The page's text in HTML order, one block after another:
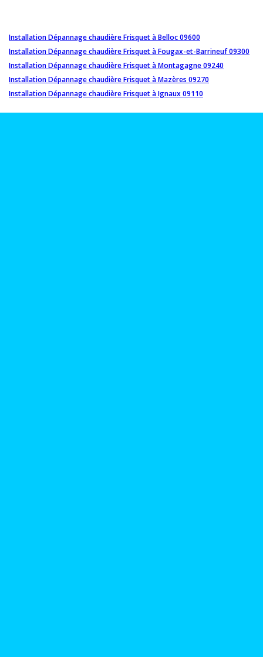
Installation Dépannage chaudière Frisquet à Belloc 09600
Installation Dépannage chaudière Frisquet à Fougax-et-Barrineuf 09300
Installation Dépannage chaudière Frisquet à Montagagne 09240
Installation Dépannage chaudière Frisquet à Mazères 09270
Installation Dépannage chaudière Frisquet à Ignaux 09110